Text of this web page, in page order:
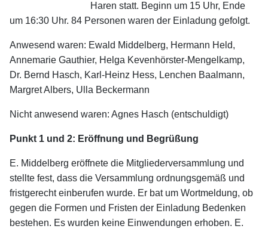
Haren statt. Beginn um 15 Uhr, Ende
um 16:30 Uhr. 84 Personen waren der Einladung gefolgt.
Anwesend waren: Ewald Middelberg, Hermann Held,
Annemarie Gauthier, Helga Kevenhörster-Mengelkamp,
Dr. Bernd Hasch, Karl-Heinz Hess, Lenchen Baalmann,
Margret Albers, Ulla Beckermann
Nichtanwesend waren: Agnes Hasch (entschuldigt)
Punkt 1 und 2: Eröffnung und Begrüßung
E. Middelberg eröffnete die Mitgliederversammlung und
stellte fest, dass die Versammlung ordnungsgemäß und
fristgerecht einberufen wurde. Er bat um Wortmeldung, ob
gegen die Formen und Fristen der Einladung Bedenken
bestehen. Es wurden keine Einwendungen erhoben. E.